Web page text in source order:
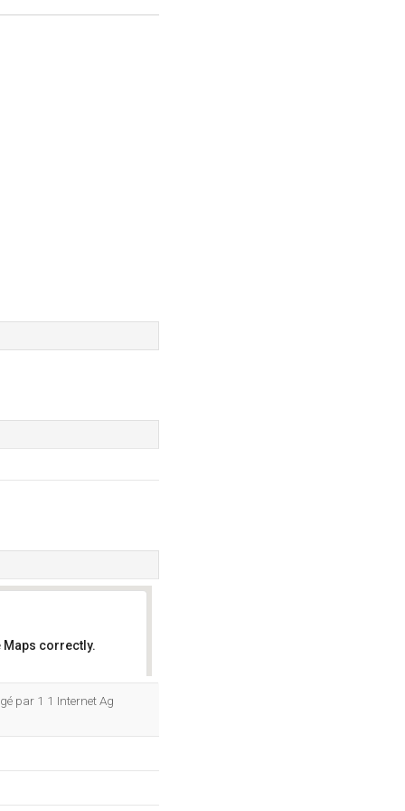
Maps correctly.
par 1 1 Internet Ag